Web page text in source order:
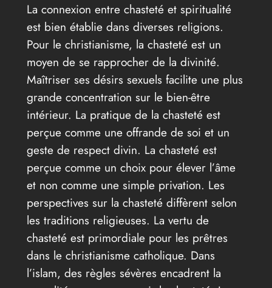
La connexion entre chasteté et spiritualité
est bien établie dans diverses religions.
Pour le christianisme, la chasteté est un
moyen de se rapprocher de la divinité.
Maîtriser ses désirs sexuels facilite une plus
grande concentration sur le bien-être
intérieur. La pratique de la chasteté est
perçue comme une offrande de soi et un
geste de respect divin. La chasteté est
perçue comme un choix pour élever l’âme
et non comme une simple privation. Les
perspectives sur la chasteté diffèrent selon
les traditions religieuses. La vertu de
chasteté est primordiale pour les prêtres
dans le christianisme catholique. Dans
l’islam, des règles sévères encadrent la